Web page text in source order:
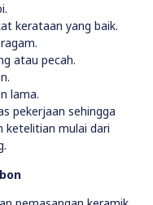
kerataan yang baik.
atau pecah.
lama.
pekerjaan sehingga
ketelitian mulai dari